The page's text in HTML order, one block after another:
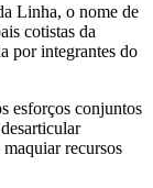
Linha, o nome de
cotistas da
por integrantes do
esforços conjuntos
recursos